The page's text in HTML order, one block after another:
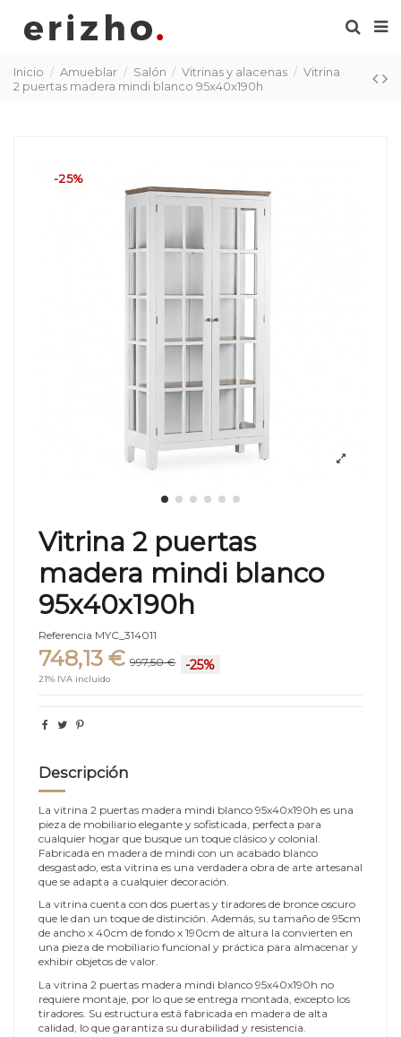
Inicio Amueblar Salón Vitrinas y alacenas
Vitrina
2 puertas madera mindi blanco 95x40x190h
-25%
Vitrina 2 puertas
madera mindi blanco
95x40x190h
Referencia MYC_314011
748,13 € 997,50 € -25%
21% IVA incluido
Descripción
La vitrina 2 puertas madera mindi blanco 95x40x190h es una
pieza de mobiliario elegante y sofisticada, perfecta para
cualquier hogar que busque un toque clásico y colonial.
Fabricada en madera de mindi con un acabado blanco
desgastado, esta vitrina es una verdadera obra de arte artesanal
que se adapta a cualquier decoración.
La vitrina cuenta con dos puertas y tiradores de bronce oscuro
que le dan un toque de distinción. Además, su tamaño de 95cm
de ancho x 40cm de fondo x 190cm de altura la convierten en
una pieza de mobiliario funcional y práctica para almacenar y
exhibir objetos de valor.
La vitrina 2 puertas madera mindi blanco 95x40x190h no
requiere montaje, por lo que se entrega montada, excepto los
tiradores. Su estructura está fabricada en madera de alta
calidad, lo que garantiza su durabilidad y resistencia.